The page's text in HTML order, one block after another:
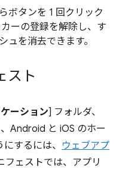
ボタンを 1 回クリック
ーの登録を解除し、す
ュを消去できます。
スト
ーション] フォルダ、
Android と iOS のホー
するには、
ウェブアプ
フェストでは、アプリ